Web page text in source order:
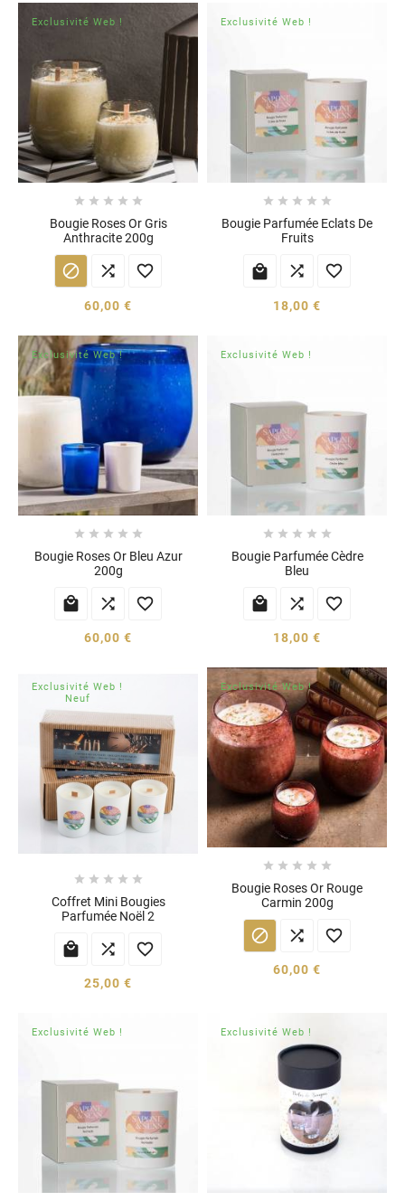
Exclusivité Web !
    
Bougie Roses Or Gris
Anthracite 200g
  
60,00 €
Exclusivité Web !
    
Bougie Parfumée Eclats De
Fruits
  
18,00 €
Exclusivité Web !
    
Bougie Roses Or Bleu Azur
200g
  
60,00 €
Exclusivité Web !
    
Bougie Parfumée Cèdre
Bleu
  
18,00 €
Exclusivité Web !
Neuf
    
Coffret Mini Bougies
Parfumée Noël 2
  
25,00 €
Exclusivité Web !
    
Bougie Roses Or Rouge
Carmin 200g
  
60,00 €
Exclusivité Web ! Exclusivité Web !